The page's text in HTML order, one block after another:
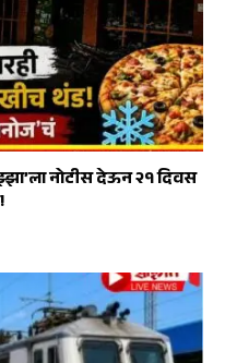
नोटीस देऊन २१ दिवस